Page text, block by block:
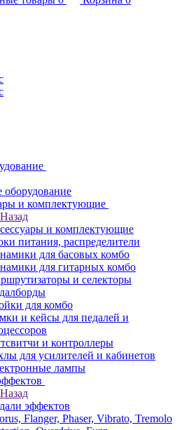
оборудование
и комплектующие
Назад
и комплектующие
питания, распределители
для басовых комбо
для гитарных комбо
и селекторы
для комбо
и кейсы для педалей и
и контроллеры
для усилителей и кабинетов
лампы
Назад
эффектов
Flanger, Phaser, Vibrato, Tremolo